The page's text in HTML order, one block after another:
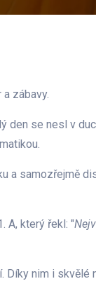
zábavy.
se nesl v
a samozřejmě
A, který řekl: "
Díky nim i skvělé